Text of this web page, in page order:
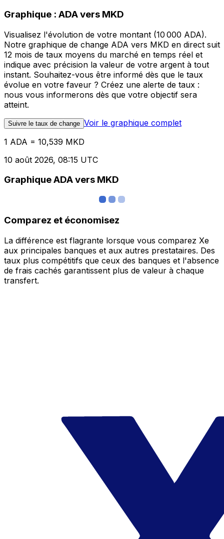
Graphique : ADA vers MKD
Visualisez l'évolution de votre montant (10 000 ADA).
Notre graphique de change ADA vers MKD en direct suit
12 mois de taux moyens du marché en temps réel et
indique avec précision la valeur de votre argent à tout
instant. Souhaitez-vous être informé dès que le taux
évolue en votre faveur ? Créez une alerte de taux :
nous vous informerons dès que votre objectif sera
atteint.
Suivre le taux de change Voir le graphique complet
1 ADA = 10,539 MKD
10 août 2026, 08:15 UTC
Graphique ADA vers MKD
Comparez et économisez
La différence est flagrante lorsque vous comparez Xe
aux principales banques et aux autres prestataires. Des
taux plus compétitifs que ceux des banques et l'absence
de frais cachés garantissent plus de valeur à chaque
transfert.